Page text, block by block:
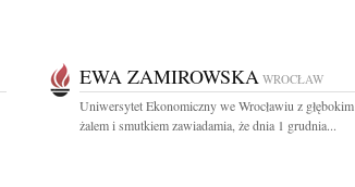
EWA ZAMIROWSKA WROCŁAW
Uniwersytet Ekonomiczny we Wrocławiu z głębokim
żalem i smutkiem zawiadamia, że dnia 1 grudnia...